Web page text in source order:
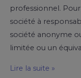
professionnel.
société à
société anonyme
limitée ou un
Lire la suite »